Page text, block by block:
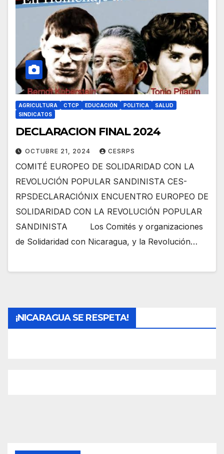
AGRICULTURA CTCP EDUCACIÓN POLITICA
SALUD
SINDICATOS
DECLARACION FINAL 2024
OCTUBRE 21, 2024 CESRPS
COMITÉ EUROPEO DE SOLIDARIDAD CON LA
REVOLUCIÓN POPULAR SANDINISTA CES-
RPSDECLARACIÓNIX ENCUENTRO EUROPEO DE
SOLIDARIDAD CON LA REVOLUCIÓN POPULAR
SANDINISTA Los Comités y organizaciones
de Solidaridad con Nicaragua, y la Revolución…
¡NICARAGUA SE RESPETA!